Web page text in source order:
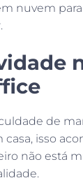
nuvem
de
casa, isso
não está